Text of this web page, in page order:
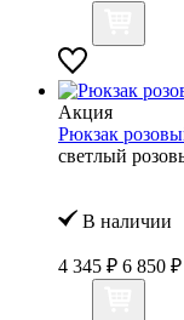
Акция
Рюкзак
светлый
В наличии
4 345 ₽ 6 850 ₽